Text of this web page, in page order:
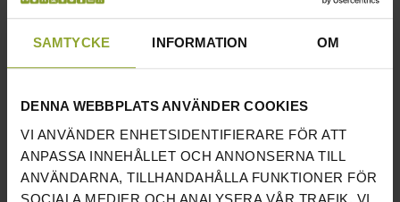
SAMTYCKE INFORMATION OM
DENNA WEBBPLATS ANVÄNDER COOKIES
VI ANVÄNDER ENHETSIDENTIFIERARE FÖR ATT
ANPASSA INNEHÅLLET OCH ANNONSERNA TILL
ANVÄNDARNA, TILLHANDAHÅLLA FUNKTIONER FÖR
SOCIALA MEDIER OCH ANALYSERA VÅR TRAFIK. VI
och det kommersiella gymmet där den ska nyttjas av
hundratals personer.
SÄLJS STYCKVIS √
KLASSISK DESIGN √